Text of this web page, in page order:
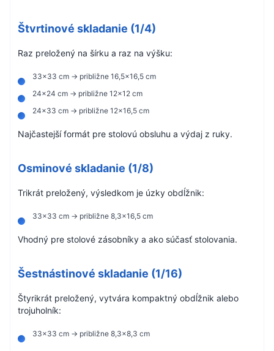
Štvrtinové skladanie (1/4)
Raz preložený na šírku a raz na výšku:
33×33 cm → približne 16,5×16,5 cm
24×24 cm → približne 12×12 cm
24×33 cm → približne 12×16,5 cm
Najčastejší formát pre stolovú obsluhu a výdaj z ruky.
Osminové skladanie (1/8)
Trikrát preložený, výsledkom je úzky obdĺžnik:
33×33 cm → približne 8,3×16,5 cm
Vhodný pre stolové zásobníky a ako súčasť stolovania.
Šestnástinové skladanie (1/16)
Štyrikrát preložený, vytvára kompaktný obdĺžnik alebo
trojuholník:
33×33 cm → približne 8,3×8,3 cm